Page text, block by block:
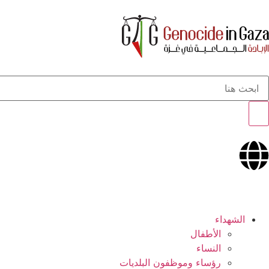
الشهداء
الأطفال
النساء
رؤساء وموظفون البلديات